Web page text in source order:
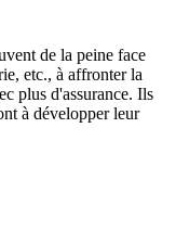
de la peine face
etc., à affronter la
plus d'assurance. Ils
à développer leur